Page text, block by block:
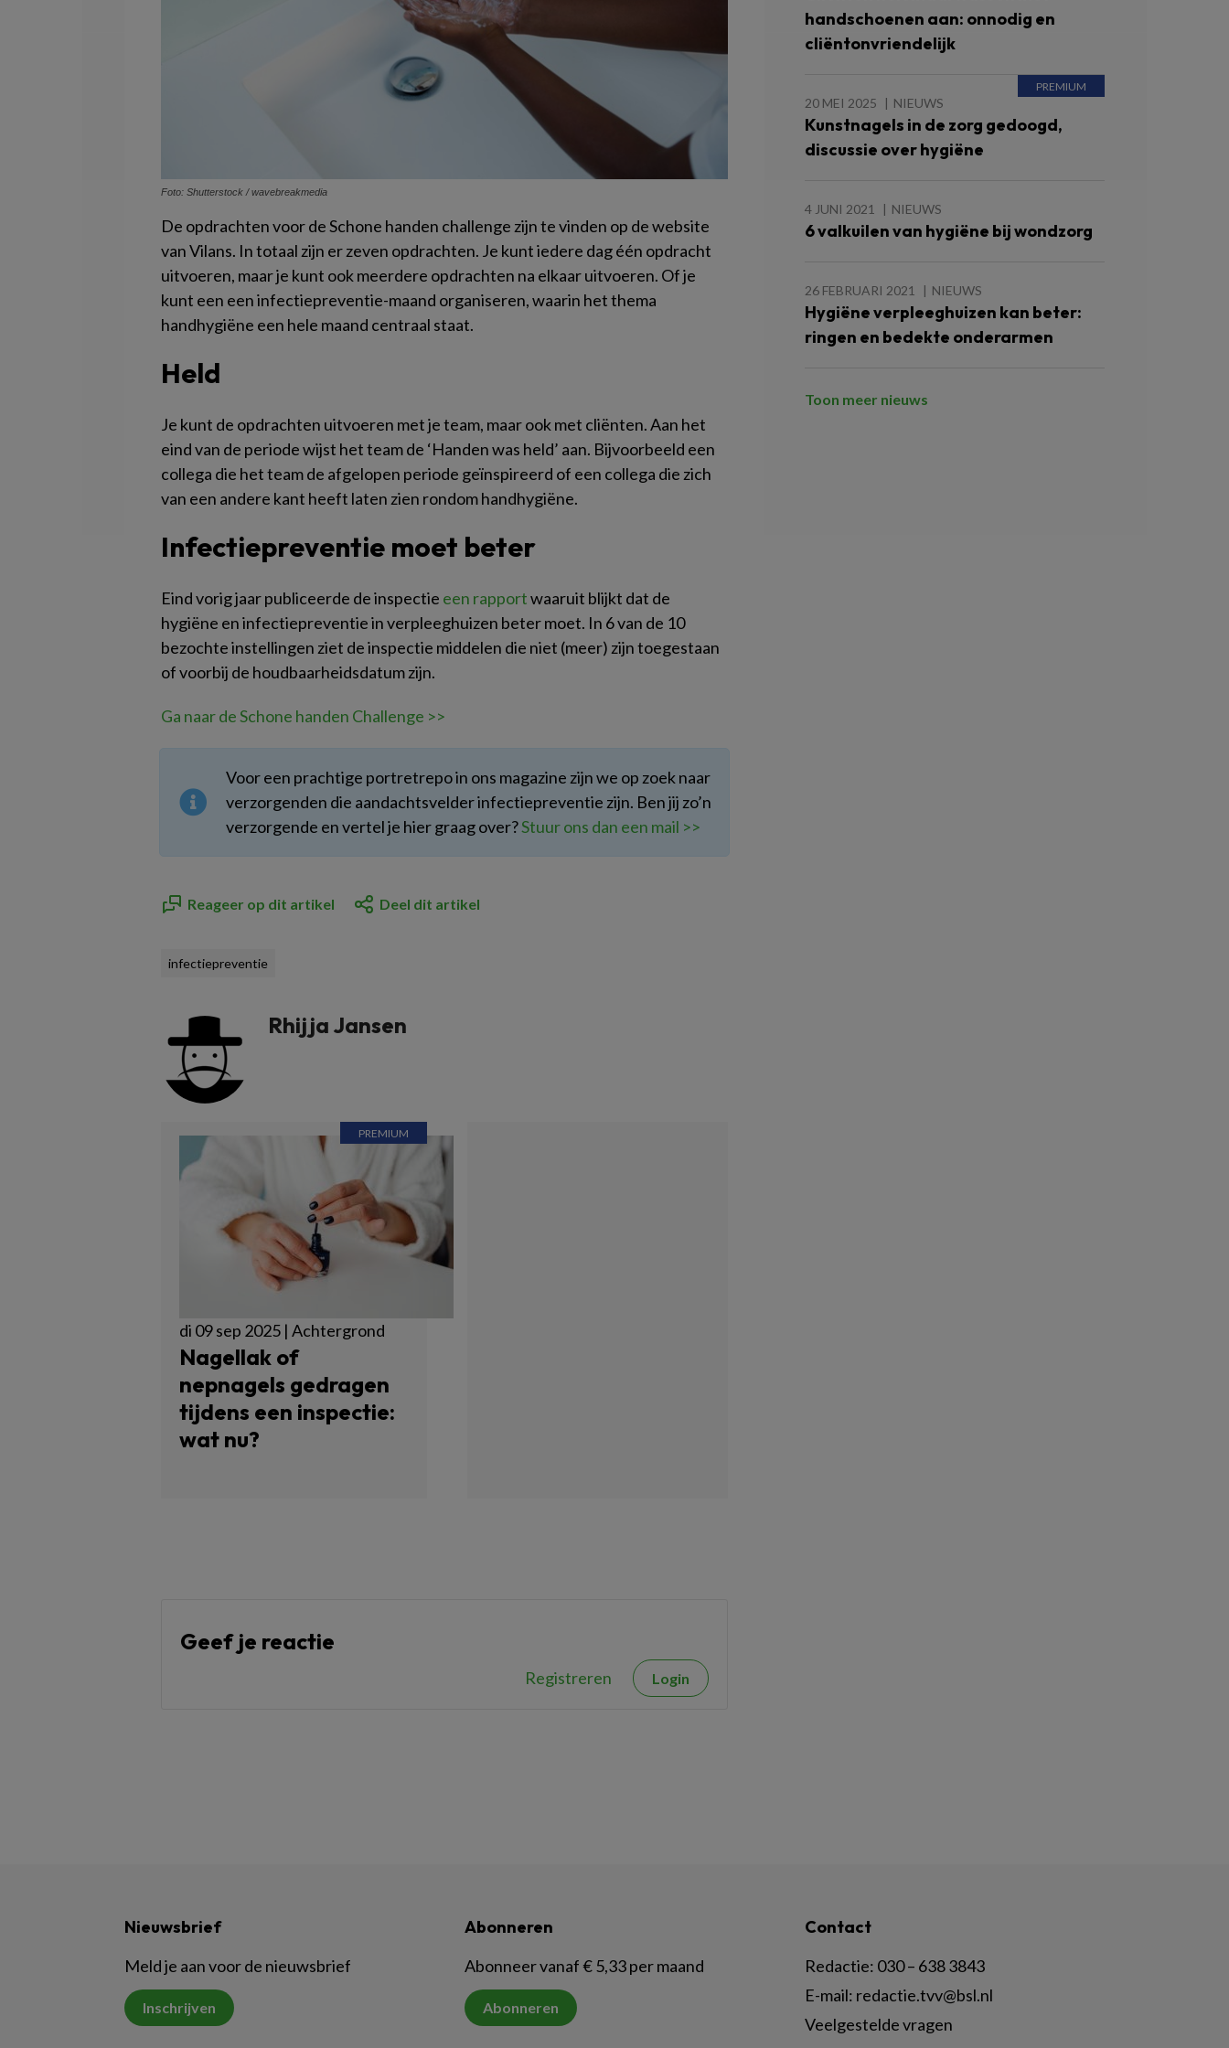
Foto: Shutterstock / wavebreakmedia
De opdrachten voor de Schone handen challenge zijn te vinden op de website
van Vilans. In totaal zijn er zeven opdrachten. Je kunt iedere dag één opdracht
uitvoeren, maar je kunt ook meerdere opdrachten na elkaar uitvoeren. Of je
kunt een een infectiepreventie-maand organiseren, waarin het thema
handhygiëne een hele maand centraal staat.
Held
Je kunt de opdrachten uitvoeren met je team, maar ook met cliënten. Aan het
eind van de periode wijst het team de ‘Handen was held’ aan. Bijvoorbeeld een
collega die het team de afgelopen periode geïnspireerd of een collega die zich
van een andere kant heeft laten zien rondom handhygiëne.
Infectiepreventie moet beter
Eind vorig jaar publiceerde de inspectie een rapportwaaruit blijkt dat de
hygiëne en infectiepreventie in verpleeghuizen beter moet. In 6 van de 10
bezochte instellingen ziet de inspectie middelen die niet (meer) zijn toegestaan
of voorbij de houdbaarheidsdatum zijn.
Ga naar de Schone handen Challenge >>
Voor een prachtige portretrepo in ons magazine zijn we op zoek naar
verzorgenden die aandachtsvelder infectiepreventie zijn. Ben jij zo’n
verzorgende en vertel je hier graag over?Stuur ons dan een mail >>
Reageer op dit artikel Deel dit artikel
infectiepreventie
Rhijja Jansen
di 09 sep 2025 | Achtergrond
Nagellak of
nepnagels gedragen
tijdens een inspectie:
wat nu?
Geef je reactie
Registreren Login
handschoenen aan: onnodig en
cliëntonvriendelijk
20 MEI 2025 NIEUWS
Kunstnagels in de zorg gedoogd,
discussie over hygiëne
4 JUNI 2021 NIEUWS
6 valkuilen van hygiëne bij wondzorg
26 FEBRUARI 2021 NIEUWS
Hygiëne verpleeghuizen kan beter:
ringen en bedekte onderarmen
Toon meer nieuws
Nieuwsbrief
Meld je aan voor de nieuwsbrief
Inschrijven
Abonneren
Abonneer vanaf € 5,33 per maand
Abonneren
Contact
Redactie: 030 – 638 3843
E-mail: redactie.tvv@bsl.nl
Veelgestelde vragen